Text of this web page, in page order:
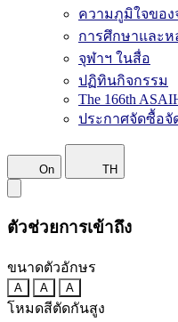
ความภูมิใจของ
การศึกษาและห
จุฬาฯ ในสื่อ
ปฏิทินกิจกรรม
The 166th
ประกาศจัดซื้อจั
On TH
ตัวช่วยการเข้าถึง
ขนาดตัวอักษร
A A A
โหมดสีตัดกันสูง